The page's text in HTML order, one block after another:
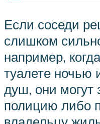
Если соседи
слишком
например,
туалете ночью
душ, они могут
полицию либо